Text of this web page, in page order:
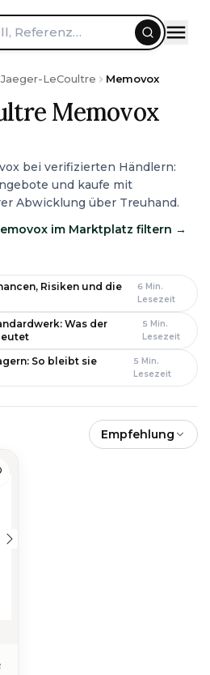
Referenz…
Jaeger-LeCoultre Memovox
Memovox
bei verifizierten Händlern:
und kaufe mit
Abwicklung über Treuhand.
im Marktplatz filtern →
Risiken und die
6 Min.
Lesezeit
Was der
5 Min.
Lesezeit
So bleibt sie
5 Min.
Lesezeit
Empfehlung